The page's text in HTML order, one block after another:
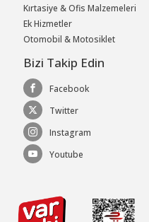
Kırtasiye & Ofis Malzemeleri
Ek Hizmetler
Otomobil & Motosiklet
Bizi Takip Edin
Facebook
Twitter
Instagram
Youtube